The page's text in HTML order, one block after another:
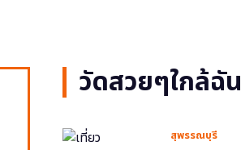
วัดสวยๆใกล้ฉัน
สุพรรณบุรี